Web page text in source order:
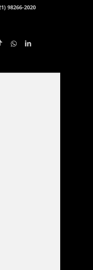
98266-2020